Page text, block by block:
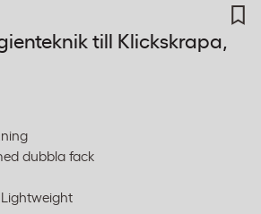
till Klickskrapa,
dubbla fack
Lightweight